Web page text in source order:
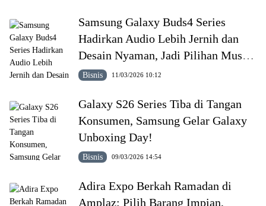
Samsung Galaxy Buds4 Series
Hadirkan Audio Lebih Jernih dan
Desain Nyaman, Jadi Pilihan Musisi
Berkarya
Bisnis 11/03/2026 10:12
Galaxy S26 Series Tiba di Tangan
Konsumen, Samsung Gelar Galaxy
Unboxing Day!
Bisnis 09/03/2026 14:54
Adira Expo Berkah Ramadan di
Amplaz: Pilih Barang Impian,